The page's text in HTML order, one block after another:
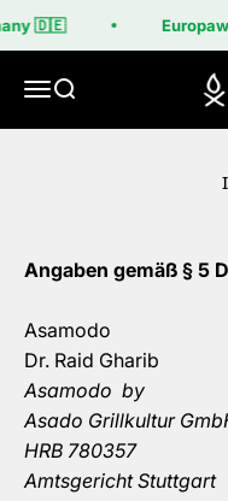
Zum Inhalt springen
🇩🇪
MenüSuche
Angaben gemäß § 5
Asamodo
Dr. Raid Gharib
Asamodo by
Asado Grillkultur
HRB 780357
Amtsgericht Stuttgart